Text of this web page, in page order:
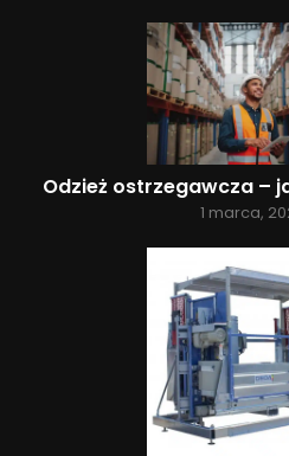
Odzież ostrzegawcza –
1 marca,